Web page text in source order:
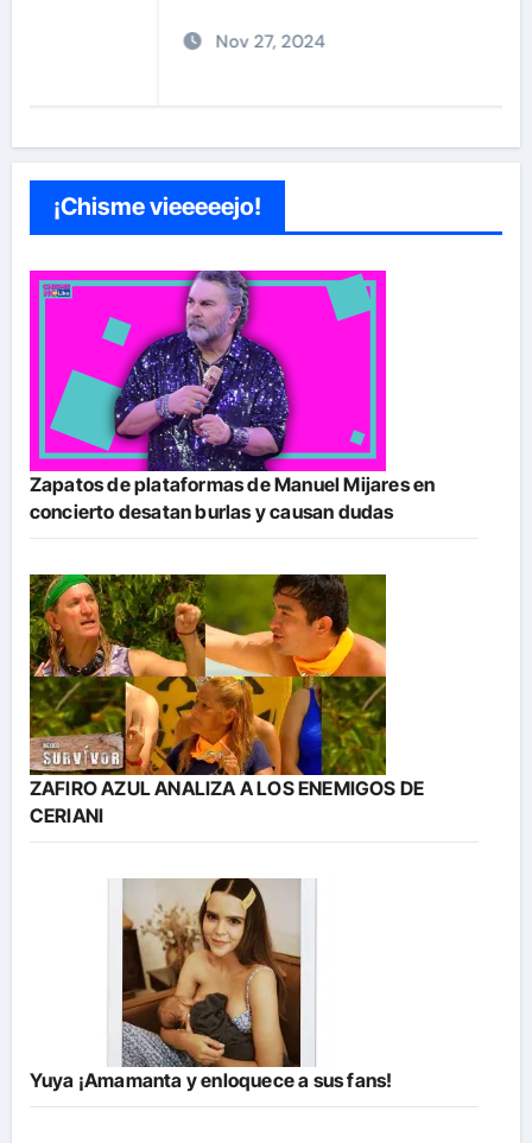
Nov 27, 2024
¡Chisme vieeeeejo!
Zapatos de plataformas de Manuel Mijares en
concierto desatan burlas y causan dudas
ZAFIRO AZUL ANALIZA A LOS ENEMIGOS DE
CERIANI
Yuya ¡Amamanta y enloquece a sus fans!